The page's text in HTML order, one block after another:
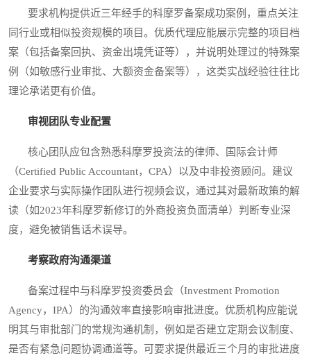
要求机构提供近三年经手的科摩罗备案成功案例，重点关注
同行业或相似投资规模的项目。优质代理应能展示完整的项目档
案（包括备案回执、资金出境凭证等），并说明处理过的特殊案
例（如敏感行业审批、大额资金备案等），这类实战经验往往比
理论承诺更有价值。
审视团队专业配置
核心团队应包含熟悉科摩罗投资法的律师、国际会计师
（Certified Public Accountant，CPA）以及中非投资顾问。建议
企业要求与实际操作团队进行视频会议，通过其对最新政策的解
读（如2023年科摩罗新修订的外商投资负面清单）判断专业深
度，避免被销售话术误导。
考察政府沟通渠道
备案过程中与科摩罗投资委员会（Investment Promotion
Agency，IPA）的沟通效率直接影响审批进度。优质机构应能说
明其与审批部门的常规沟通机制，例如是否建立定期会议制度、
是否有紧急问题协调通道等。可要求提供最近三个月的审批进度